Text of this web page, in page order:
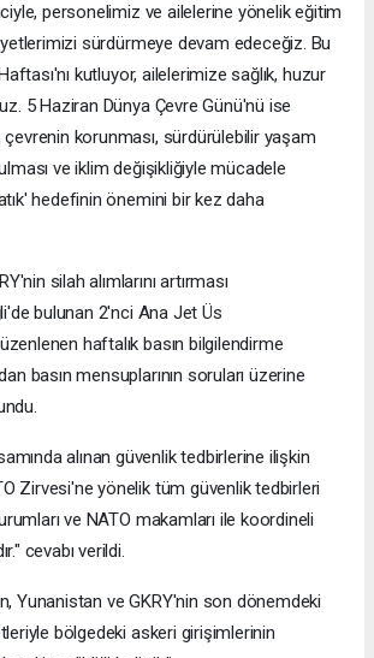
personelimiz ve ailelerine yönelik eğitim
sürdürmeye devam edeceğiz. Bu
kutluyor, ailelerimize sağlık, huzur
5 Haziran Dünya Çevre Günü'nü ise
korunması, sürdürülebilir yaşam
ve iklim değişikliğiyle mücadele
hedefinin önemini bir kez daha
silah alımlarını artırması
bulunan 2'nci Ana Jet Üs
haftalık basın bilgilendirme
basın mensuplarının soruları üzerine
alınan güvenlik tedbirlerine ilişkin
Zirvesi'ne yönelik tüm güvenlik tedbirleri
ve NATO makamları ile koordineli
cevabı verildi.
Yunanistan ve GKRY'nin son dönemdeki
bölgedeki askeri girişimlerinin